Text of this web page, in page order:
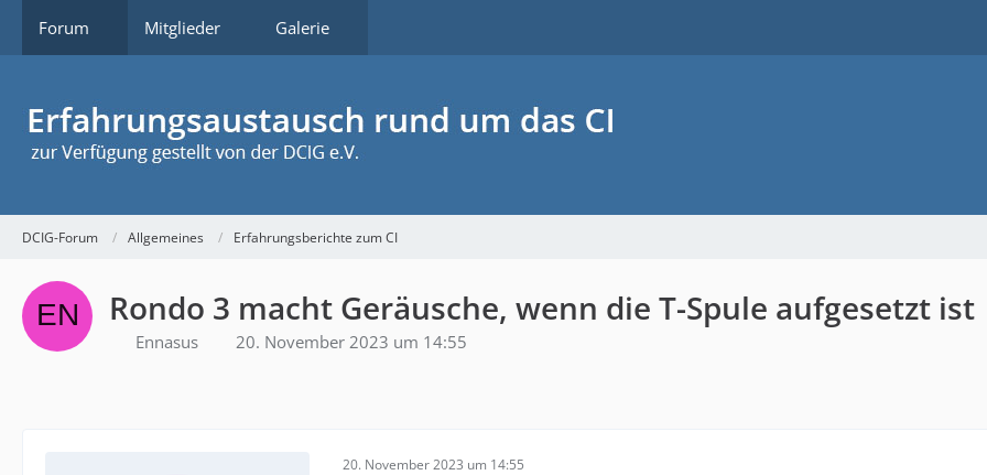
Forum Mitglieder Galerie
DCIG-Forum Allgemeines Erfahrungsberichte zum CI
Rondo 3 macht Geräusche, wenn die T-Spule aufgesetzt ist
Ennasus 20. November 2023 um 14:55
20. November 2023 um 14:55